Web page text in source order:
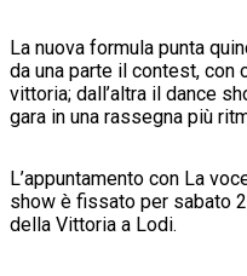
La nuova formula punta
da una parte il contest,
vittoria; dall’altra il dance
gara in una rassegna più
L’appuntamento con La
show è fissato per sabato
della Vittoria a Lodi.